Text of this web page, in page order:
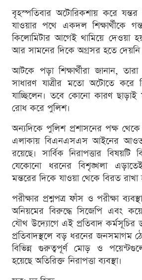
বৃহস্পতিবার অটোরিকশায় করে যন্তর
যাওয়ার পথে একদল শিক্ষার্থীকে
কিলোমিটার আগেই থামিয়ে দেওয়া
আর সামনের দিকে অগ্রসর হতে দেয়নি
আটকে পড়া শিক্ষার্থীরা জানান, তারা
সাধারণ যাত্রীর মতো অটোতে করে
যাচ্ছিলেন। তবে কোনো কারণ
রোধ করে পুলিশ।
অন্যদিকে পুলিশ প্রশাসনের পক্ষ থেকে
এলাকায় বিএনএসএস আইনের
রয়েছে। সার্বিক নিরাপত্তার বিষয়টি
যেকোনো ধরনের বিশৃঙ্খলা এড়াতেই
মন্তরের দিকে যাওয়া থেকে বিরত রাখা
পরীক্ষার প্রশ্নপত্র ফাঁস ও পরীক্ষা
অনিয়মের বিরুদ্ধে সিজেপি এবং
যৌথ উদ্যোগে এই প্রতিবাদ কর্মসূচির
প্রতিবাদস্থলে বড় ধরনের জনসমাগম
বিভিন্ন গুরুত্বপূর্ণ মোড় ও
হয়েছে অতিরিক্ত নিরাপত্তা ব্যবস্থা।